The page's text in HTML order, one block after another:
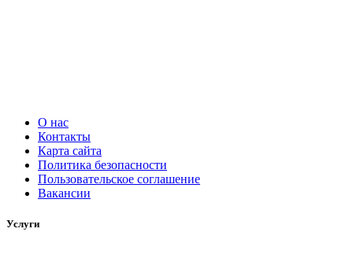
О нас
Контакты
Карта сайта
Политика безопасности
Пользовательское соглашение
Вакансии
Услуги